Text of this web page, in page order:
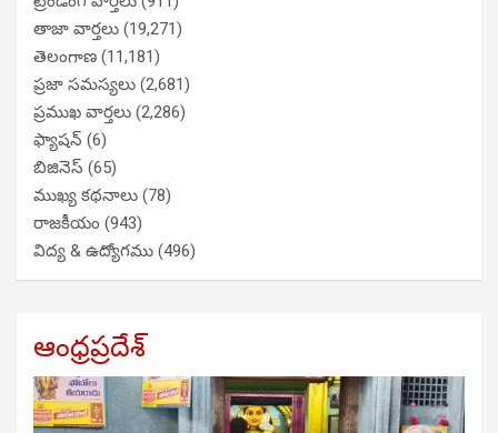
తాజా వార్తలు (19,271)
తెలంగాణ (11,181)
ప్రజా సమస్యలు (2,681)
ప్రముఖ వార్తలు (2,286)
ఫ్యాషన్ (6)
బిజినెస్ (65)
ముఖ్య కథనాలు (78)
రాజకీయం (943)
విద్య & ఉద్యోగము (496)
ఆంధ్రప్రదేశ్